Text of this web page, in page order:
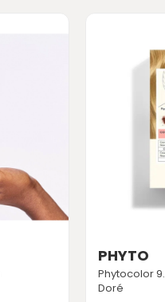
PHYTO
Phytocolor
Doré